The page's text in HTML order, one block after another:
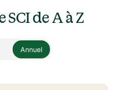
SCI de A à Z
Annuel